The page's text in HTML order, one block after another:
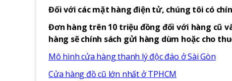
Đối với các mặt hàng điện tử, chúng tôi có
Đơn hàng trên 10 triệu đồng đối với hàng cũ
hàng sẽ chính sách gửi hàng dùm hoặc cho
Mô hình cửa hàng thanh lý độc đáo ở Sài Gòn
Cửa hàng đồ cũ lớn nhất ở TPHCM